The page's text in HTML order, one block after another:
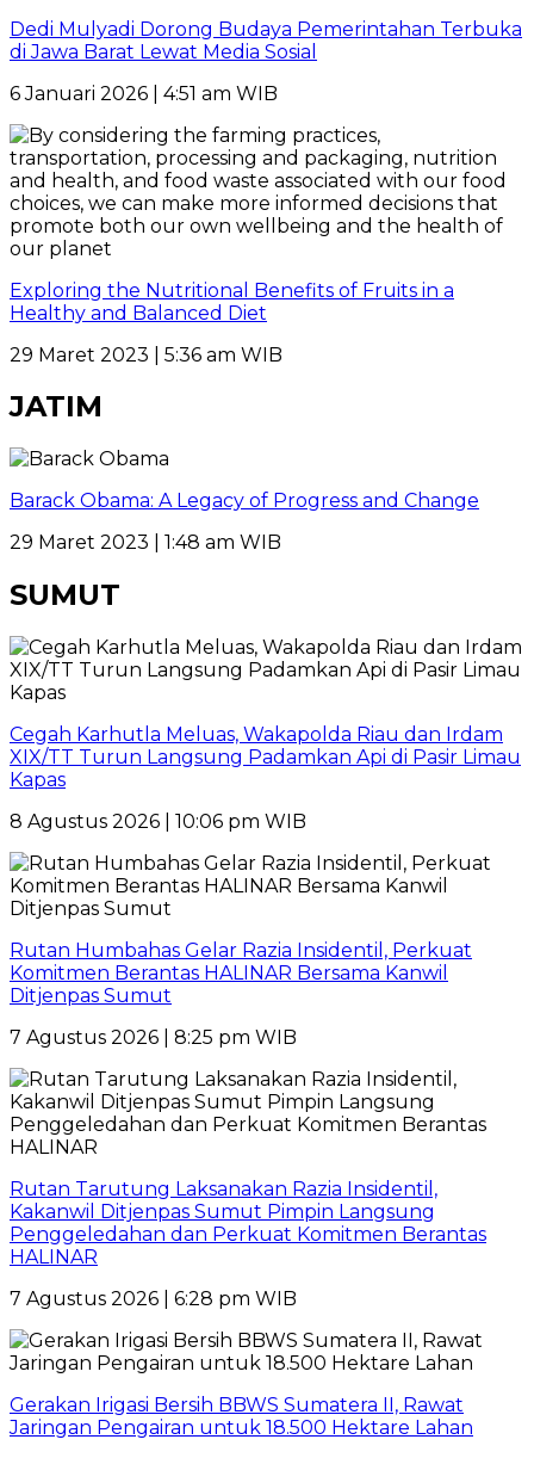
Dedi Mulyadi Dorong Budaya Pemerintahan Terbuka
di Jawa Barat Lewat Media Sosial
6 Januari 2026 | 4:51 am WIB
Exploring the Nutritional Benefits of Fruits in a
Healthy and Balanced Diet
29 Maret 2023 | 5:36 am WIB
JATIM
Barack Obama: A Legacy of Progress and Change
29 Maret 2023 | 1:48 am WIB
SUMUT
Cegah Karhutla Meluas, Wakapolda Riau dan Irdam
XIX/TT Turun Langsung Padamkan Api di Pasir Limau
Kapas
8 Agustus 2026 | 10:06 pm WIB
Rutan Humbahas Gelar Razia Insidentil, Perkuat
Komitmen Berantas HALINAR Bersama Kanwil
Ditjenpas Sumut
7 Agustus 2026 | 8:25 pm WIB
Rutan Tarutung Laksanakan Razia Insidentil,
Kakanwil Ditjenpas Sumut Pimpin Langsung
Penggeledahan dan Perkuat Komitmen Berantas
HALINAR
7 Agustus 2026 | 6:28 pm WIB
Gerakan Irigasi Bersih BBWS Sumatera II, Rawat
Jaringan Pengairan untuk 18.500 Hektare Lahan